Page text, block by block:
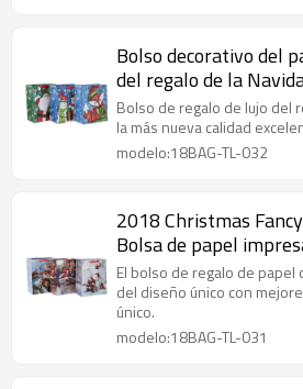
Bolso decorativo del
del regalo de la
excelente calidad con
3 diseños clasificados
llave
Bolso de regalo de lujo del
la más nueva calidad
modelo:18BAG-TL-032
2018 Christmas
Bolsa de papel
tamaños con 3
embalaje de palanca
El bolso de regalo de papel
del diseño único con
único.
modelo:18BAG-TL-031